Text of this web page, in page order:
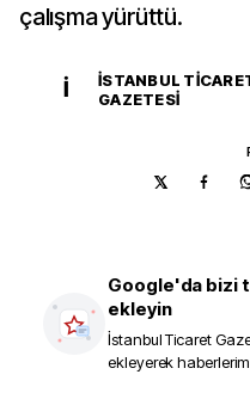
çalışma yürüttü.
İ
İSTANBUL
GAZETESI
Google'da bizi
ekleyin
İstanbul Ticaret
ekleyerek